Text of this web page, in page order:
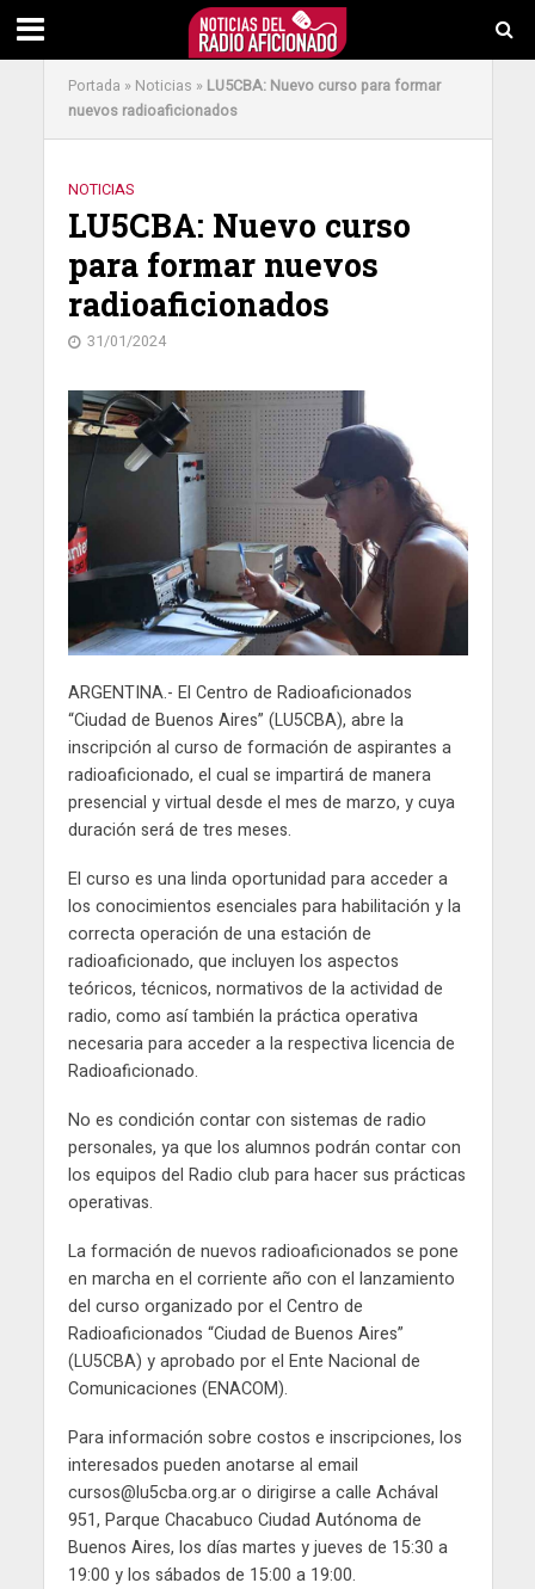
Portada » Noticias » LU5CBA: Nuevo curso para formar
nuevos radioaficionados
NOTICIAS
LU5CBA: Nuevo curso
para formar nuevos
radioaficionados
31/01/2024
ARGENTINA.- El Centro de Radioaficionados
“Ciudad de Buenos Aires” (LU5CBA), abre la
inscripción al curso de formación de aspirantes a
radioaficionado, el cual se impartirá de manera
presencial y virtual desde el mes de marzo, y cuya
duración será de tres meses.
El curso es una linda oportunidad para acceder a
los conocimientos esenciales para habilitación y la
correcta operación de una estación de
radioaficionado, que incluyen los aspectos
teóricos, técnicos, normativos de la actividad de
radio, como así también la práctica operativa
necesaria para acceder a la respectiva licencia de
Radioaficionado.
No es condición contar con sistemas de radio
personales, ya que los alumnos podrán contar con
los equipos del Radio club para hacer sus prácticas
operativas.
La formación de nuevos radioaficionados se pone
en marcha en el corriente año con el lanzamiento
del curso organizado por el Centro de
Radioaficionados “Ciudad de Buenos Aires”
(LU5CBA) y aprobado por el Ente Nacional de
Comunicaciones (ENACOM).
Para información sobre costos e inscripciones, los
interesados pueden anotarse al email
cursos@lu5cba.org.ar o dirigirse a calle Achával
951, Parque Chacabuco Ciudad Autónoma de
Buenos Aires, los días martes y jueves de 15:30 a
19:00 y los sábados de 15:00 a 19:00.